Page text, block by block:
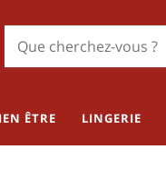
ÊTRE LINGERIE